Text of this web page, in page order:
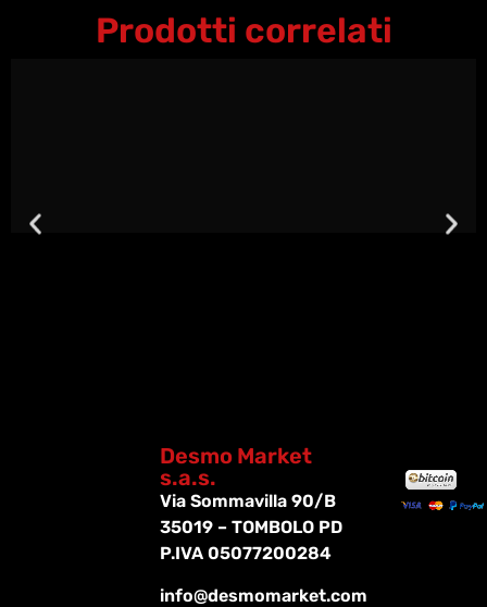
Prodotti correlati
Desmo Market
s.a.s.
Via Sommavilla 90/B
35019 – TOMBOLO PD
P.IVA 05077200284
info@desmomarket.com